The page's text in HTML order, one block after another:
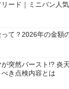
ード｜ミニバン人
て？2026年の金額
突然バースト!? 炎
き点検内容とは